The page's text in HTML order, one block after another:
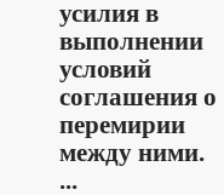
усилия в
выполнении
условий
соглашения о
перемирии
между ними.
...